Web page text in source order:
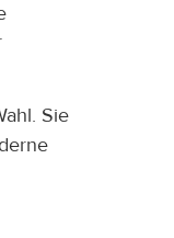
Sie